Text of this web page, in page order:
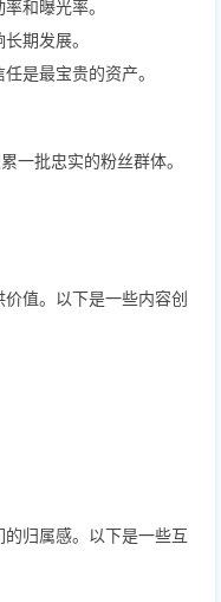
和曝光率。
期发展。
是最宝贵的资产。
一批忠实的粉丝群体。
值。以下是一些内容创
归属感。以下是一些互